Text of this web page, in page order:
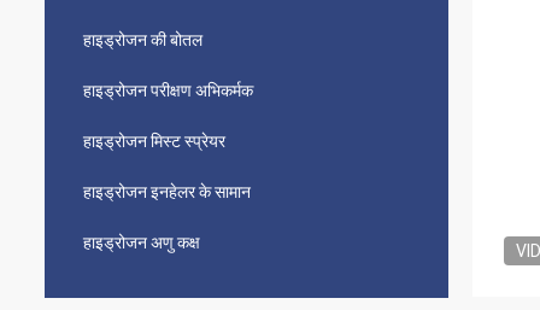
हाइड्रोजन की बोतल
हाइड्रोजन परीक्षण अभिकर्मक
हाइड्रोजन मिस्ट स्प्रेयर
हाइड्रोजन इनहेलर के सामान
हाइड्रोजन अणु कक्ष